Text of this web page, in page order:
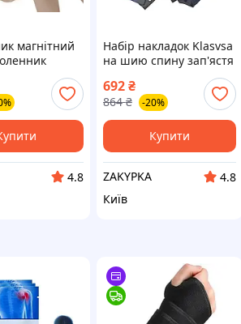
магнітний
4.8
Набір накладок Klasvsa
на шию спину зап'ястя
турмалінові 11 шт S, з
іерогліфами Набор
накладок
692 ₴
864 ₴ -20%
Купити
ZAKYPKA
4.8
Київ